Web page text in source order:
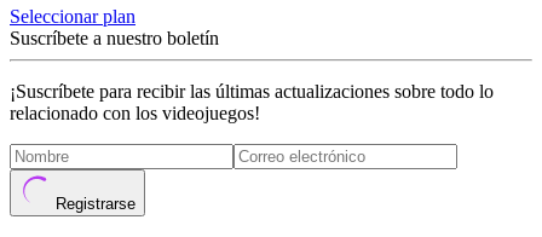
Seleccionar plan
Suscríbete a nuestro boletín
¡Suscríbete para recibir las últimas actualizaciones sobre todo lo
relacionado con los videojuegos!
Registrarse